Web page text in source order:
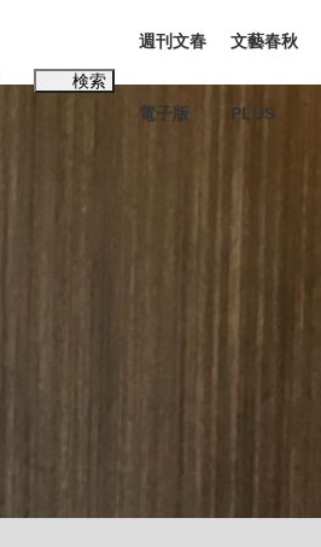
手が明かす...
検索
週刊文春
電子版
文藝春秋
PLUS